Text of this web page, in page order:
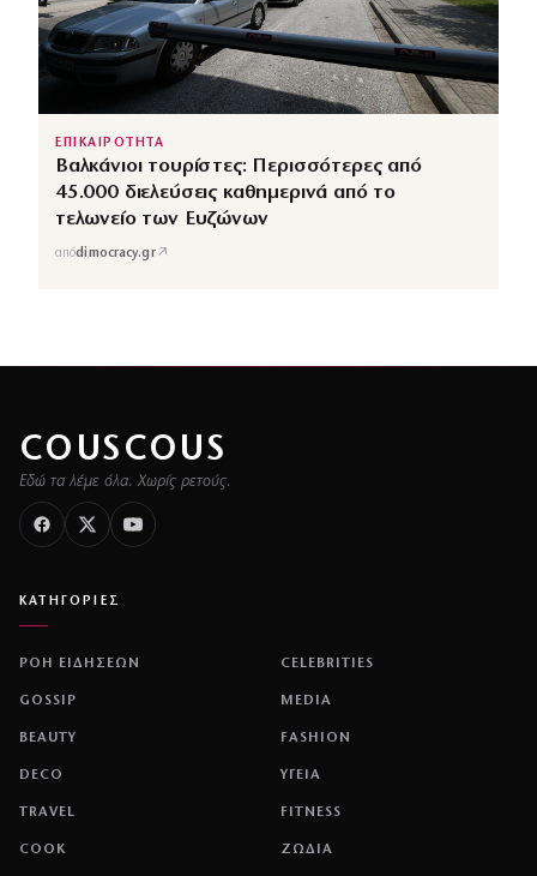
ΕΠΙΚΑΙΡΟΤΗΤΑ
Βαλκάνιοι τουρίστες: Περισσότερες από
45.000 διελεύσεις καθημερινά από το
τελωνείο των Ευζώνων
απόdimocracy.gr↗
COUSCOUS
Εδώ τα λέμε όλα. Χωρίς ρετούς.
ΚΑΤΗΓΟΡΙΕΣ
ΡΟΗ ΕΙΔΗΣΕΩΝ CELEBRITIES
GOSSIP MEDIA
BEAUTY FASHION
DECO ΥΓΕΙΑ
TRAVEL FITNESS
COOK ΖΩΔΙΑ